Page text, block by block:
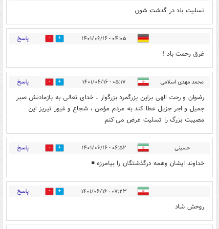
تسلیت باد در گذشت شون
۰۴:۰۵ - ۱۴۰۱/۰۶/۱۶ 1 پاسخ
غرق رحمت باد !
محمد مهدی اسلامی ۰۵:۱۷ - ۱۴۰۱/۰۶/۱۶ 2 پاسخ
رضوان و رحت الهی براین بزرگمرد بزرگوار ، خدای تعالی به بازمادنش صبر
جمیل و اجر جزیل عطا کند به مردم مؤمن ، شجاع و غیور تیریز این
مصیبت بزرگ را تسلیت عرض می کنم
حسینی ۰۶:۵۲ - ۱۴۰۱/۰۶/۱۶ 0 پاسخ
خداوند ایشان وهمه درگذشتگان را بیامرزه ◾
۰۷:۲۳ - ۱۴۰۱/۰۶/۱۶ 0 پاسخ
روحش شاد